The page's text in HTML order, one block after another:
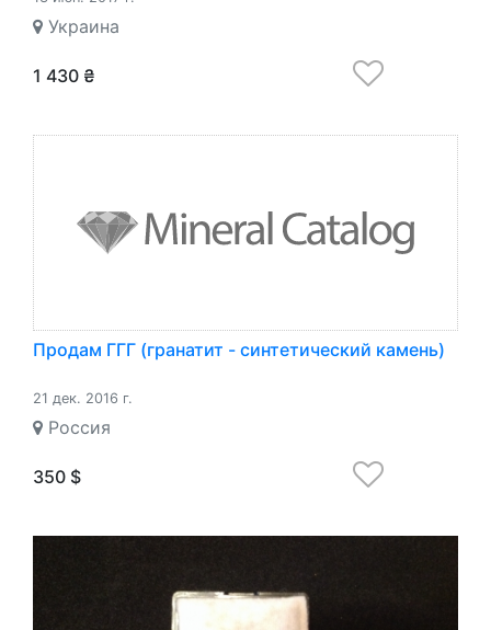
Украина
1 430 ₴
Продам ГГГ (гранатит - синтетический камень)
21 дек. 2016 г.
Россия
350 $